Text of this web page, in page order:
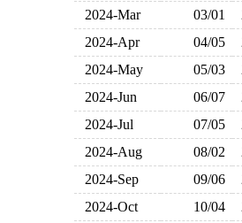
2024-Mar
03/01
2024-Apr
04/05
2024-May
05/03
2024-Jun
06/07
2024-Jul
07/05
2024-Aug
08/02
2024-Sep
09/06
2024-Oct
10/04